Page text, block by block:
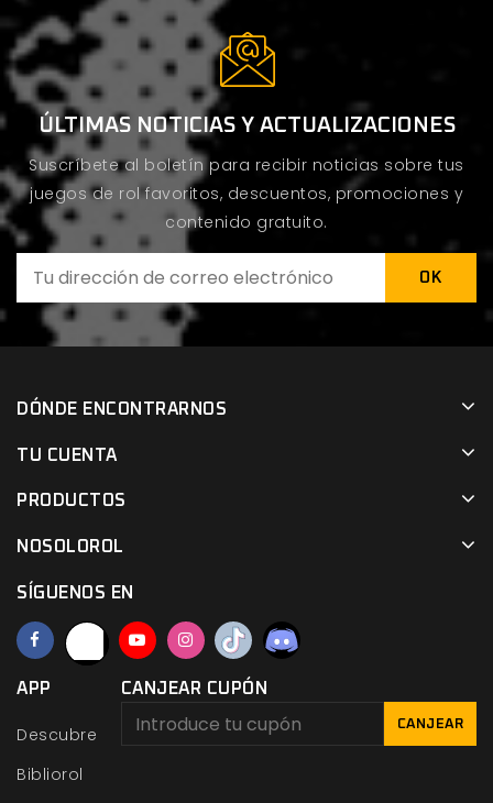
ÚLTIMAS NOTICIAS Y ACTUALIZACIONES
Suscríbete al boletín para recibir noticias sobre tus
juegos de rol favoritos, descuentos, promociones y
contenido gratuito.
DÓNDE ENCONTRARNOS
TU CUENTA
PRODUCTOS
NOSOLOROL
SÍGUENOS EN
APP
Descubre
Bibliorol
CANJEAR CUPÓN
CANJEAR